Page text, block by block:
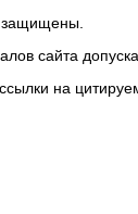
защищены.
сайта
на